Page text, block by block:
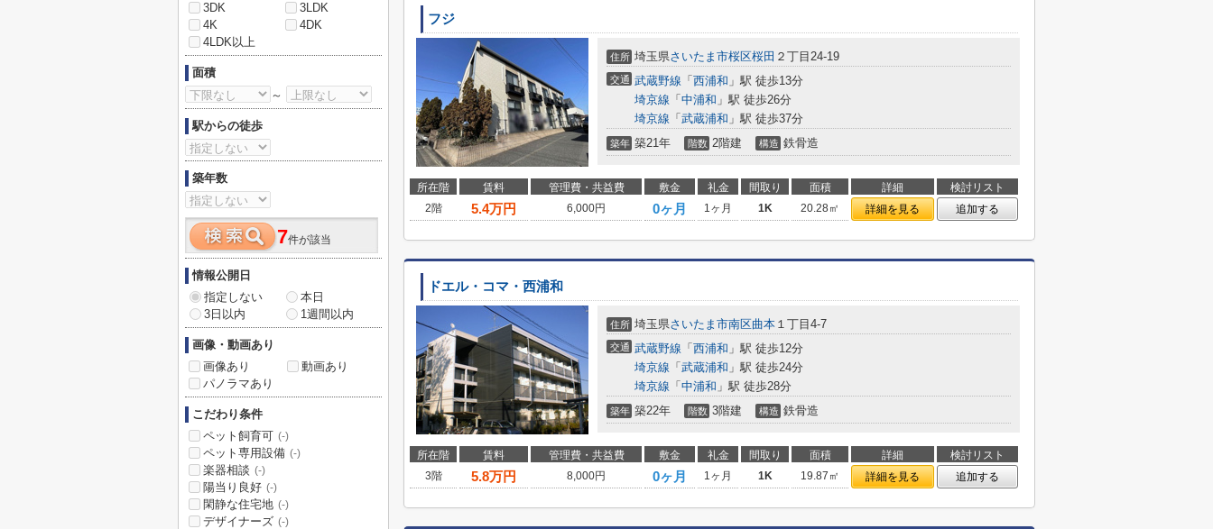
フジ
住所 埼玉県さいたま市桜区桜田 ２丁目24-19
交通 武蔵野線 「 西浦和 」駅 徒歩13分
埼京線 「 中浦和 」駅 徒歩26分
埼京線 「 武蔵浦和 」駅 徒歩37分
築年 築21年 階数 2階建 構造 鉄骨造
所在階 賃料 管理費・共益費 敷金 礼金 間取り 面積 詳細
検討リスト
2階
5.4万円 6,000円 0ヶ月 1ヶ月 1K 20.28㎡ 詳細を見る 追加する
ドエル・コマ・西浦和
住所 埼玉県さいたま市南区曲本 １丁目4-7
交通 武蔵野線 「 西浦和 」駅 徒歩12分
埼京線 「 武蔵浦和 」駅 徒歩24分
埼京線 「 中浦和 」駅 徒歩28分
築年 築22年 階数 3階建 構造 鉄骨造
所在階 賃料 管理費・共益費 敷金 礼金 間取り 面積 詳細
検討リスト
3階
5.8万円 8,000円 0ヶ月 1ヶ月 1K 19.87㎡ 詳細を見る 追加する
3DK
3LDK
4K
4DK
4LDK以上
面積
～
駅からの徒歩
築年数
7件が該当
情報公開日
指定しない
本日
3日以内
1週間以内
画像・動画あり
画像あり
動画あり
パノラマあり
こだわり条件
ペット飼育可 (-)
ペット専用設備 (-)
楽器相談 (-)
陽当り良好 (-)
閑静な住宅地 (-)
デザイナーズ (-)